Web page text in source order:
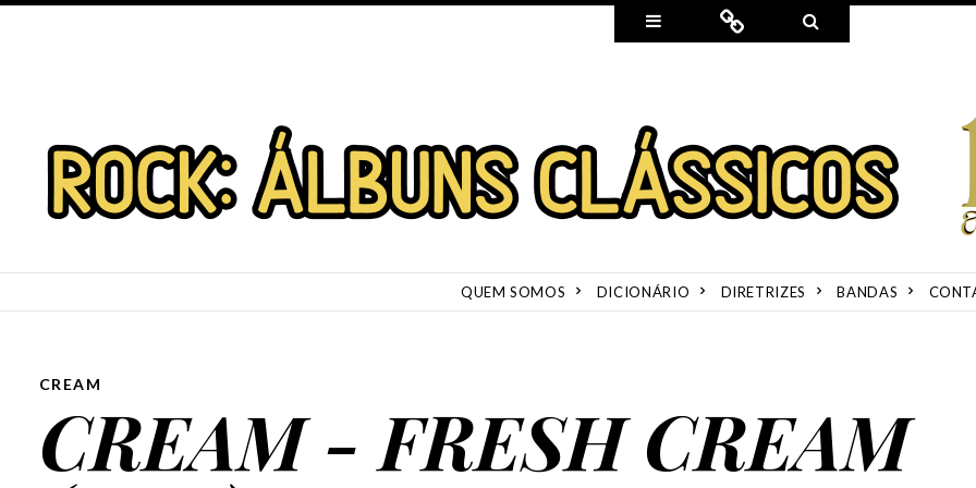
Widgets ConnectSearch
QUEM SOMOS DICIONÁRIO DIRETRIZES BANDAS
CREAM
CREAM - FRESH CREAM